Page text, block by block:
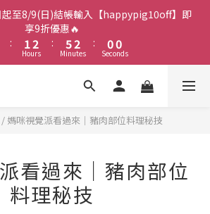
起至8/9(日)結帳輸入【happypig10off】即
享9折優惠🔥
:
3
2
1
0
4
3
2
1
Hours
:
7
6
5
4
0
4
3
2
1
Minutes
:
2
0
2
0
Seconds
/ 媽咪視覺派看過來｜豬肉部位料理秘技
看過來｜豬肉部位
料理秘技